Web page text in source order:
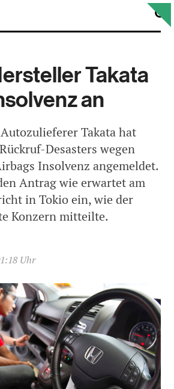
Takata
an
Takata hat
Desasters wegen
Insolvenz angemeldet.
Antrag wie erwartet am
in Tokio ein, wie der
Konzern mitteilte.
Uhr